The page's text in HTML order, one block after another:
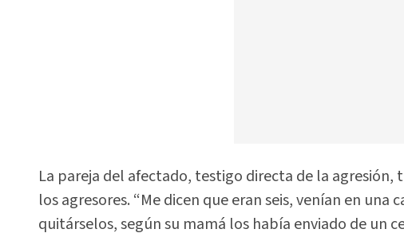
La pareja del afectado, testigo directa de la
los agresores. “Me dicen que eran seis, venían en
quitárselos, según su mamá los había enviado de un